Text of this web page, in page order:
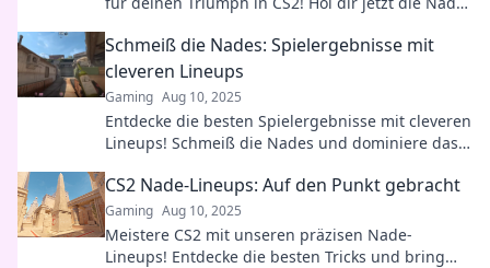
Schmeiß die Nades: Spielergebnisse mit
cleveren Lineups
Gaming Aug 10, 2025
Entdecke die besten Spielergebnisse mit cleveren
Lineups! Schmeiß die Nades und dominiere das
CS2 Nade-Lineups: Auf den Punkt gebracht
Gaming Aug 10, 2025
Meistere CS2 mit unseren präzisen Nade-
Lineups! Entdecke die besten Tricks und bring